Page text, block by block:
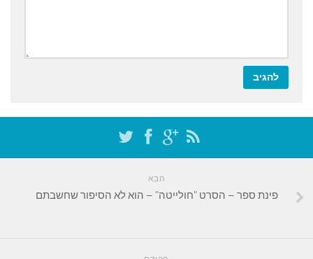
הבא
פינת ספר – הסרט "חולייטה" – הוא לא הסיפור שחשבתם